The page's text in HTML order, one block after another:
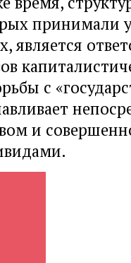
принимали
является
с
и